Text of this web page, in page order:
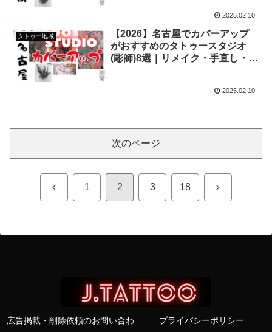
2025.02.10
タトゥー地域
【2026】名古屋でカバーアップ
がおすすめのタトゥースタジオ
(彫師)8選｜リメイク・手直し・値
2025.02.10
次のページ
前 1 2 3 18 次
広告掲載・削除依頼のお問い合わ
プライバシーポリシー